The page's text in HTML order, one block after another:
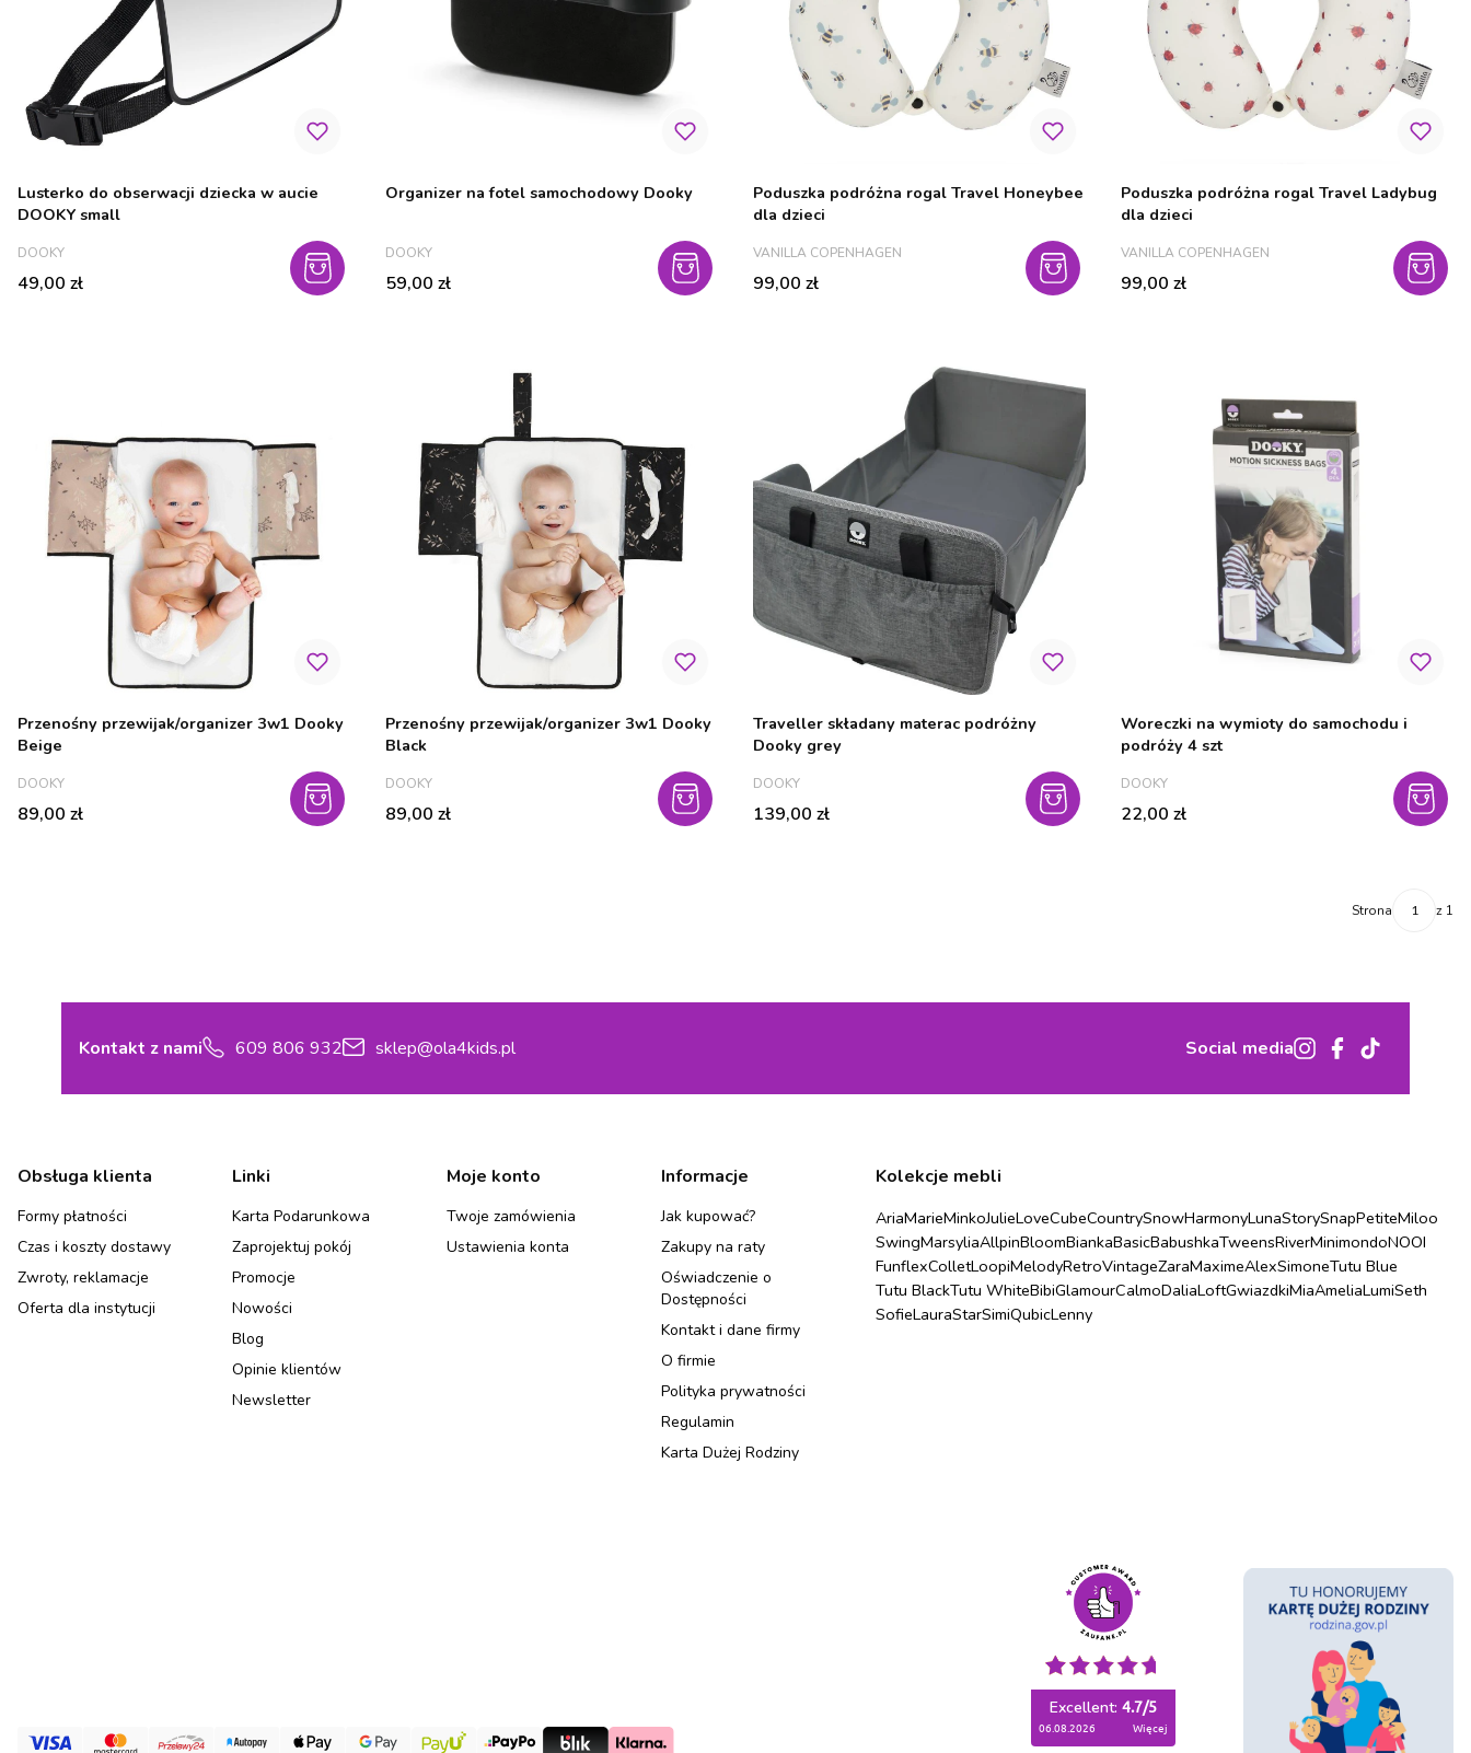
Lusterko do obserwacji dziecka w aucie
DOOKY small
PRODUCENT
DOOKY
Cena
49,00 zł
Organizer na fotel samochodowy Dooky
PRODUCENT
DOOKY
Cena
59,00 zł
Poduszka podróżna rogal Travel Honeybee
dla dzieci
PRODUCENT
VANILLA COPENHAGEN
Cena
99,00 zł
Poduszka podróżna rogal Travel Ladybug
dla dzieci
PRODUCENT
VANILLA COPENHAGEN
Cena
99,00 zł
Przenośny przewijak/organizer 3w1 Dooky
Beige
PRODUCENT
DOOKY
Cena
89,00 zł
Przenośny przewijak/organizer 3w1 Dooky
Black
PRODUCENT
DOOKY
Cena
89,00 zł
Traveller składany materac podróżny
Dooky grey
PRODUCENT
DOOKY
Cena
139,00 zł
Woreczki na wymioty do samochodu i
podróży 4 szt
PRODUCENT
DOOKY
Cena
22,00 zł
Strona z 1
Kontakt z nami 609 806 932 sklep@ola4kids.pl Social media
Linki w stopce
Obsługa klienta
Formy płatności
Czas i koszty dostawy
Zwroty, reklamacje
Oferta dla instytucji
Linki
Karta Podarunkowa
Zaprojektuj pokój
Promocje
Nowości
Blog
Opinie klientów
Newsletter
Moje konto
Twoje zamówienia
Ustawienia konta
Informacje
Jak kupować?
Zakupy na raty
Oświadczenie o
Dostępności
Kontakt i dane firmy
O firmie
Polityka prywatności
Regulamin
Karta Dużej Rodziny
Kolekcje mebli
AriaMarieMinkoJulieLoveCubeCountrySnowHarmonyLunaStorySnapPetiteMiloo
SwingMarsyliaAllpinBloomBiankaBasicBabushkaTweensRiverMinimondoNOOI
FunflexColletLoopiMelodyRetroVintageZaraMaximeAlexSimoneTutu Blue
Tutu BlackTutu WhiteBibiGlamourCalmoDaliaLoftGwiazdkiMiaAmeliaLumiSeth
SofieLauraStarSimiQubicLenny
Excellent: 4.7/5
06.08.2026 więcej